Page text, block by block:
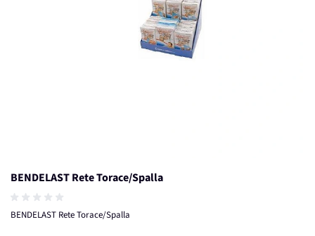
BENDELAST Rete Torace/Spalla
BENDELAST Rete Torace/Spalla